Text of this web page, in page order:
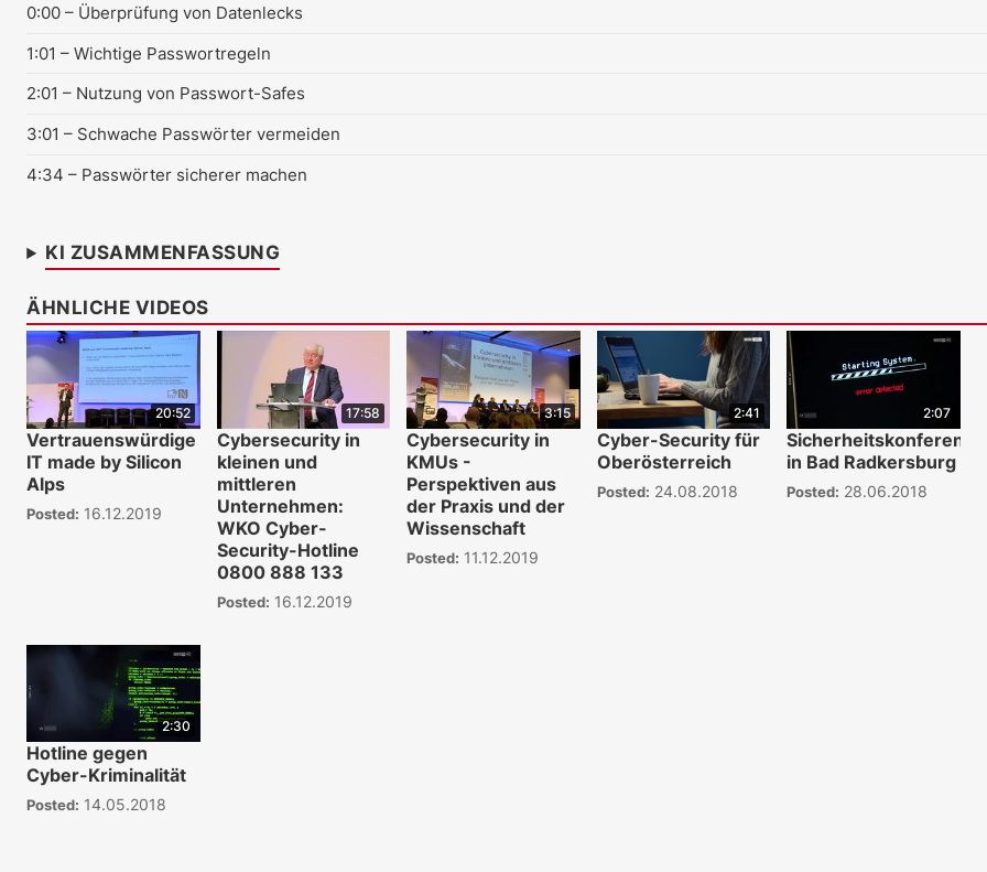
0:00 – Überprüfung von Datenlecks
1:01 – Wichtige Passwortregeln
2:01 – Nutzung von Passwort-Safes
3:01 – Schwache Passwörter vermeiden
4:34 – Passwörter sicherer machen
KI ZUSAMMENFASSUNG
ÄHNLICHE VIDEOS
20:52
Vertrauenswürdige
IT made by Silicon
Alps
Posted: 16.12.2019
17:58
Cybersecurity in
kleinen und
mittleren
Unternehmen:
WKO Cyber-
Security-Hotline
0800 888 133
Posted: 16.12.2019
3:15
Cybersecurity in
KMUs -
Perspektiven aus
der Praxis und der
Wissenschaft
Posted: 11.12.2019
2:41
Cyber-Security für
Oberösterreich
Posted: 24.08.2018
2:07
Sicherheitskonferenz
in Bad Radkersburg
Posted: 28.06.2018
2:30
Hotline gegen
Cyber-Kriminalität
Posted: 14.05.2018